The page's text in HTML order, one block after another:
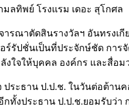
ลทิพย์ โรงแรม เดอะ สุโกศล
ารณาตัดสินรางวัลฯ อันทร
ปชั่นเป็นที่ประจักษ์ชัด การ
ใจให้บุคคล องค์กร และสื่อ
ระธาน ป.ป.ช. ในวันต่อต้า
ทั้งประธาน ป.ป.ช.ยอมรับ